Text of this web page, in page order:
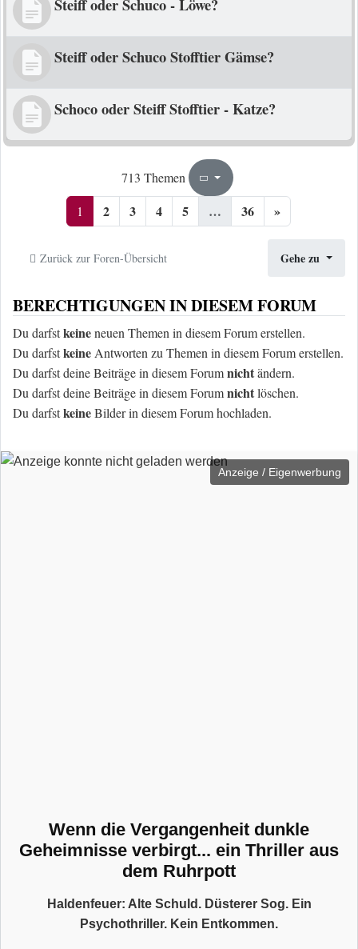
Steiff oder Schuco - Löwe?
Steiff oder Schuco Stofftier Gämse?
Schoco oder Steiff Stofftier - Katze?
713 Themen Seite1
1 2 3 4 5 … 36 »
Zurück zur Foren-Übersicht Gehe zu
BERECHTIGUNGEN IN DIESEM FORUM
Du darfstkeineneuen Themen in diesem Forum erstellen.
Du darfstkeine Antworten zu Themen in diesem Forum erstellen.
Du darfst deine Beiträge in diesem Forumnichtändern.
Du darfst deine Beiträge in diesem Forumnichtlöschen.
Du darfstkeineBilder in diesem Forum hochladen.
Anzeige / Eigenwerbung
Wenn die Vergangenheit dunkle
Geheimnisse verbirgt... ein Thriller aus
dem Ruhrpott
Haldenfeuer: Alte Schuld. Düsterer Sog. Ein
Psychothriller. Kein Entkommen.